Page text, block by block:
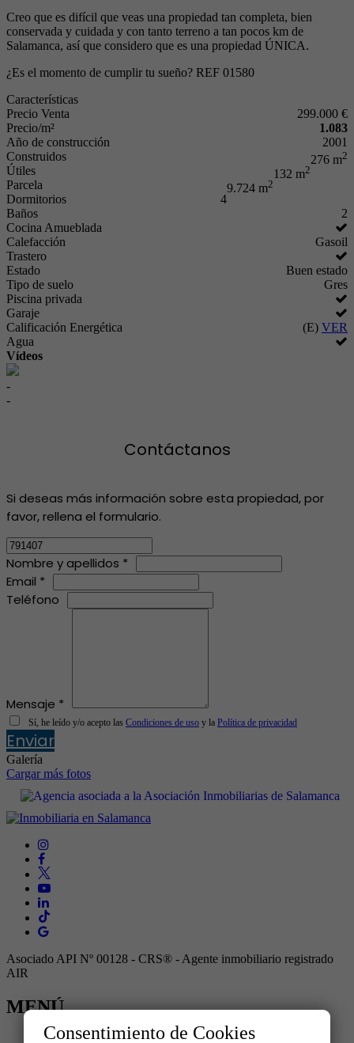
Creo que es difícil que veas una propiedad tan completa, bien
conservada y cuidada y con tanto terreno a tan pocos km de
Salamanca, así que considero que es una propiedad ÚNICA.
¿Es el momento de cumplir tu sueño? REF 01580
Características
Precio Venta
299.000 €
Precio/m²
1.083
Año de construcción
2001
Construidos
276 m2
Útiles 132 m2
Parcela 9.724 m2
Dormitorios
4
Baños
2
Cocina Amueblada
Calefacción
Gasoil
Trastero
Estado
Buen estado
Tipo de suelo
Gres
Piscina privada
Garaje
Calificación Energética
(E) VER
Agua
Vídeos
-
-
Contáctanos
Si deseas más información sobre esta propiedad, por
favor, rellena el formulario.
Nombre y apellidos *
Email *
Teléfono
Mensaje *
Sí, he leído y/o acepto las Condiciones de uso y la Política de privacidad
Enviar
Galería
Cargar más fotos
Asociado API Nº 00128 - CRS® - Agente inmobiliario registrado
AIR
MENÚ
Inicio
Consentimiento de Cookies